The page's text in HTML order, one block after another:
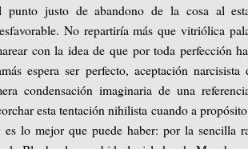
punto justo de abandono de la cosa al
No repartiría más que vitriólica
con la idea de que por toda perfección
espera ser perfecto, aceptación
condensación imaginaria de una
esta tentación nihilista cuando a
lo mejor que puede haber: por la sencilla